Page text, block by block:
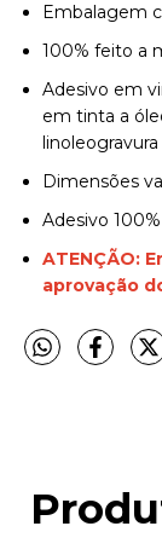
Embalagem
100% feito a
Adesivo em
em tinta a
linoleogravura
Dimensões
Adesivo
ATENÇÃO:
aprovação